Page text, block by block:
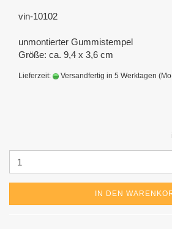
vin-10102
unmontierter Gummistempel
Größe: ca. 9,4 x 3,6 cm
Lieferzeit: Versandfertig in 5 Werktagen
IN DEN